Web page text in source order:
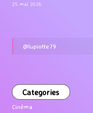
25 mai 2026
@lupiotte79
Categories
Cinéma